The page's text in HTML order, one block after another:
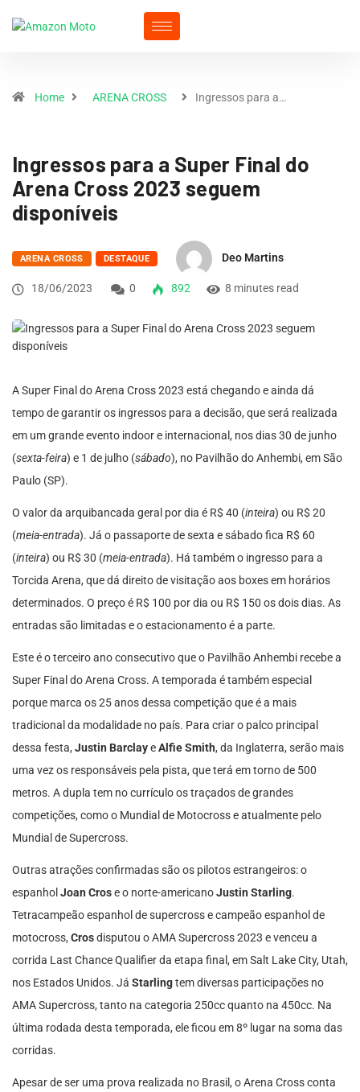
Home ARENA CROSS Ingressos para a…
Ingressos para a Super Final do
Arena Cross 2023 seguem
disponíveis
ARENA CROSS DESTAQUE Deo Martins
18/06/2023 0 892 8 minutes read
A Super Final do Arena Cross 2023 está chegando e ainda dá
tempo de garantir os ingressos para a decisão, que será realizada
em um grande evento indoor e internacional, nos dias 30 de junho
(sexta-feira) e 1 de julho (sábado), no Pavilhão do Anhembi, em São
Paulo (SP).
O valor da arquibancada geral por dia é R$ 40 (inteira) ou R$ 20
(meia-entrada). Já o passaporte de sexta e sábado fica R$ 60
(inteira) ou R$ 30 (meia-entrada). Há também o ingresso para a
Torcida Arena, que dá direito de visitação aos boxes em horários
determinados. O preço é R$ 100 por dia ou R$ 150 os dois dias. As
entradas são limitadas e o estacionamento é a parte.
Este é o terceiro ano consecutivo que o Pavilhão Anhembi recebe a
Super Final do Arena Cross. A temporada é também especial
porque marca os 25 anos dessa competição que é a mais
tradicional da modalidade no país. Para criar o palco principal
dessa festa, Justin BarclayeAlfie Smith, da Inglaterra, serão mais
uma vez os responsáveis pela pista, que terá em torno de 500
metros. A dupla tem no currículo os traçados de grandes
competições, como o Mundial de Motocross e atualmente pelo
Mundial de Supercross.
Outras atrações confirmadas são os pilotos estrangeiros: o
espanhol Joan Crose o norte-americanoJustin Starling.
Tetracampeão espanhol de supercross e campeão espanhol de
motocross, Crosdisputou o AMA Supercross 2023 e venceu a
corrida Last Chance Qualifier da etapa final, em Salt Lake City, Utah,
nos Estados Unidos. Já Starlingtem diversas participações no
AMA Supercross, tanto na categoria 250cc quanto na 450cc. Na
última rodada desta temporada, ele ficou em 8º lugar na soma das
corridas.
Apesar de ser uma prova realizada no Brasil, o Arena Cross conta